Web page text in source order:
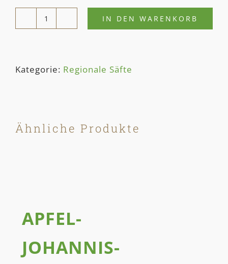
APFEL-
5L
IN DEN WARENKORB
Kategorie: Regionale Säfte
Ähnliche Produkte
APFEL-
JOHANNIS­